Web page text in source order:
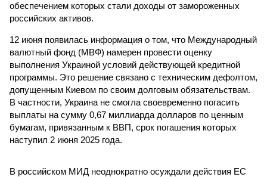
обеспечением которых стали доходы от замороженных
российских активов.
12 июня появилась информация о том, что Международный
валютный фонд (МВФ) намерен провести оценку
выполнения Украиной условий действующей кредитной
программы. Это решение связано с техническим дефолтом,
допущенным Киевом по своим долговым обязательствам.
В частности, Украина не смогла своевременно погасить
выплаты на сумму 0,67 миллиарда долларов по ценным
бумагам, привязанным к ВВП, срок погашения которых
наступил 2 июня 2025 года.
В российском МИД неоднократно осуждали действия ЕС